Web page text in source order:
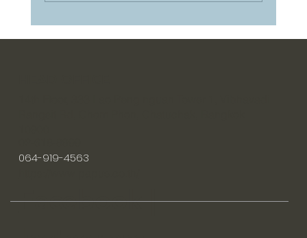
ทำไม Gen Y ถึงต้องการบ้านที่ “เหมาะกับ
064-919-4563
Facebook |